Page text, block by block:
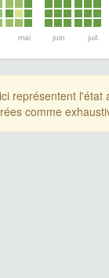
mai juin juil.
représentent l'état
comme